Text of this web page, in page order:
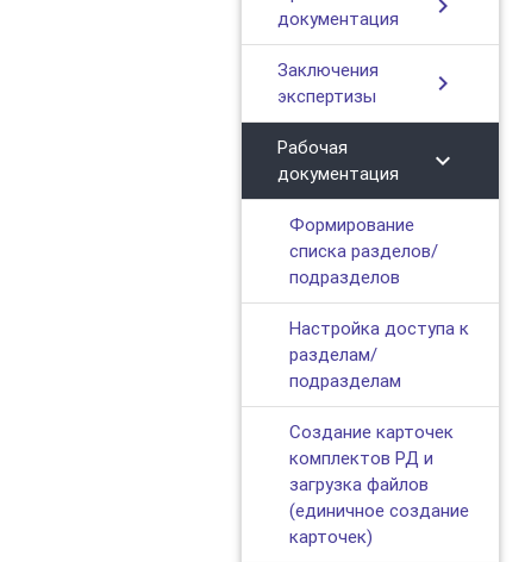
документация
Заключения
экспертизы
chevron_right
Рабочая
документация
chevron_right
Формирование
списка разделов/
подразделов
Настройка доступа к
разделам/
подразделам
Создание карточек
комплектов РД и
загрузка файлов
(единичное создание
карточек)